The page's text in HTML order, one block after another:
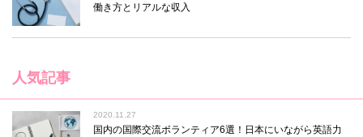
働き方とリアルな収入
人気記事
2020.11.27
国内の国際交流ボランティア6選！日本にいながら英語力